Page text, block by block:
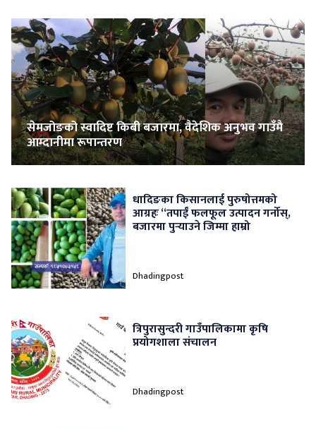
सेमजोङको स्वादिष्ट किबी बजारमा, वैदेशिक अनुभव गाउँमै
आम्दानीमा रूपान्तरण
धादिङका किसानलाई पुरुषोत्तमको
आग्रहः “तपाईं फलफूल उत्पादन गर्नोस्,
बजारमा पुर्‍याउने जिम्मा हाम्रो
Dhadingpost
त्रिपुरासुन्दरी गाउँपालिकामा कृषि
प्रयोगशाला संचालन
Dhadingpost